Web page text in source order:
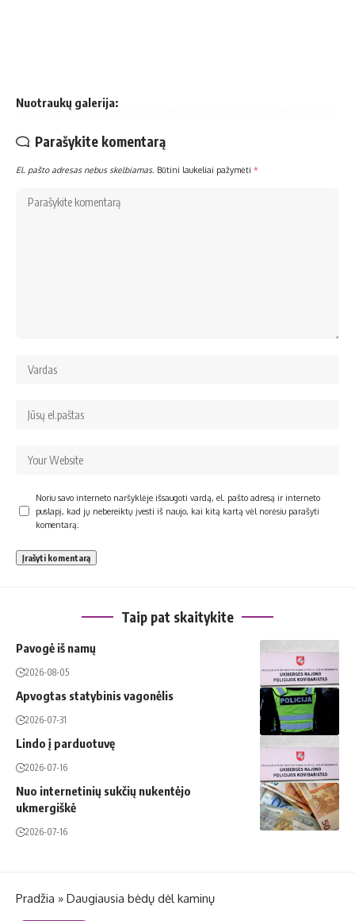
Nuotraukų galerija:
Parašykite komentarą
El. pašto adresas nebus skelbiamas. Būtini laukeliai pažymėti *
Noriu savo interneto naršyklėje išsaugoti vardą, el. pašto adresą ir interneto
puslapį, kad jų nebereiktų įvesti iš naujo, kai kitą kartą vėl norėsiu parašyti
komentarą.
Taip pat skaitykite
Pavogė iš namų
2026-08-05
Apvogtas statybinis vagonėlis
2026-07-31
Lindo į parduotuvę
2026-07-16
Nuo internetinių sukčių nukentėjo
ukmergiškė
2026-07-16
Pradžia » Daugiausia bėdų dėl kaminų